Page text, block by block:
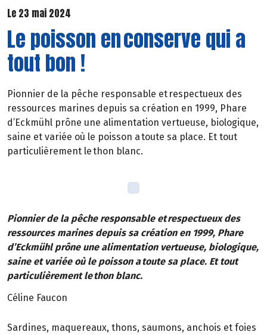
Le 23 mai 2024
Le poisson en conserve qui a
tout bon !
Pionnier de la pêche responsable et respectueux des
ressources marines depuis sa création en 1999, Phare
d’Eckmühl prône une alimentation vertueuse, biologique,
saine et variée où le poisson a toute sa place. Et tout
particulièrement le thon blanc.
Pionnier de la pêche responsable et respectueux des
ressources marines depuis sa création en 1999, Phare
d’Eckmühl prône une alimentation vertueuse, biologique,
saine et variée où le poisson a toute sa place. Et tout
particulièrement le thon blanc.
Céline Faucon
Sardines, maquereaux, thons, saumons, anchois et foies